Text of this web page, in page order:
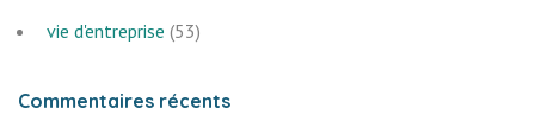
vie d'entreprise (53)
Commentaires récents